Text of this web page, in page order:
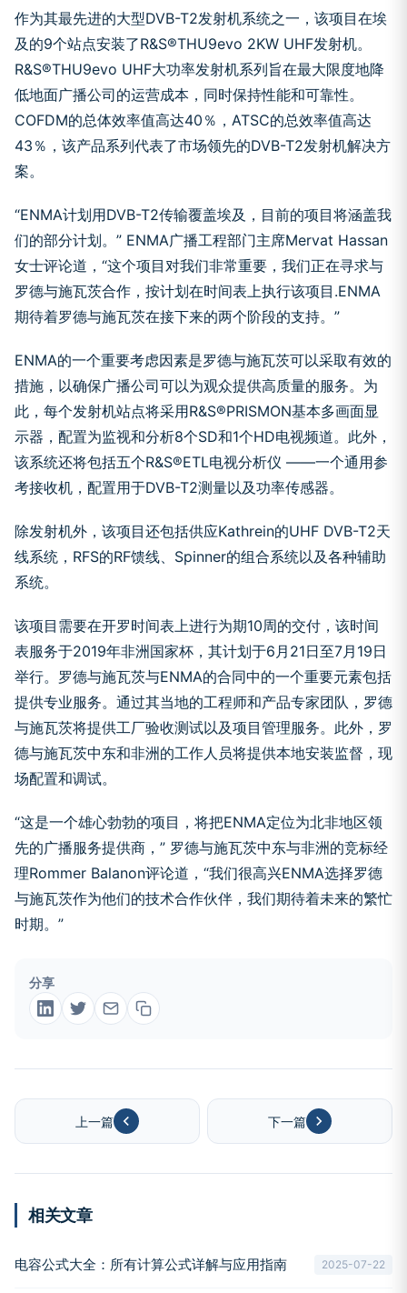
作为其最先进的大型DVB-T2发射机系统之一，该项目在埃
及的9个站点安装了R&S®THU9evo 2KW UHF发射机。
R&S®THU9evo UHF大功率发射机系列旨在最大限度地降
低地面广播公司的运营成本，同时保持性能和可靠性。
COFDM的总体效率值高达40％，ATSC的总效率值高达
43％，该产品系列代表了市场领先的DVB-T2发射机解决方
案。
“ENMA计划用DVB-T2传输覆盖埃及，目前的项目将涵盖我
们的部分计划。” ENMA广播工程部门主席Mervat Hassan
女士评论道，“这个项目对我们非常重要，我们正在寻求与
罗德与施瓦茨合作，按计划在时间表上执行该项目.ENMA
期待着罗德与施瓦茨在接下来的两个阶段的支持。”
ENMA的一个重要考虑因素是罗德与施瓦茨可以采取有效的
措施，以确保广播公司可以为观众提供高质量的服务。为
此，每个发射机站点将采用R&S®PRISMON基本多画面显
示器，配置为监视和分析8个SD和1个HD电视频道。此外，
该系统还将包括五个R&S®ETL电视分析仪 ——一个通用参
考接收机，配置用于DVB-T2测量以及功率传感器。
除发射机外，该项目还包括供应Kathrein的UHF DVB-T2天
线系统，RFS的RF馈线、Spinner的组合系统以及各种辅助
系统。
该项目需要在开罗时间表上进行为期10周的交付，该时间
表服务于2019年非洲国家杯，其计划于6月21日至7月19日
举行。罗德与施瓦茨与ENMA的合同中的一个重要元素包括
提供专业服务。通过其当地的工程师和产品专家团队，罗德
与施瓦茨将提供工厂验收测试以及项目管理服务。此外，罗
德与施瓦茨中东和非洲的工作人员将提供本地安装监督，现
场配置和调试。
“这是一个雄心勃勃的项目，将把ENMA定位为北非地区领
先的广播服务提供商，” 罗德与施瓦茨中东与非洲的竞标经
理Rommer Balanon评论道，“我们很高兴ENMA选择罗德
与施瓦茨作为他们的技术合作伙伴，我们期待着未来的繁忙
时期。”
分享
上一篇 下一篇
相关文章
电容公式大全：所有计算公式详解与应用指南 2025-07-22